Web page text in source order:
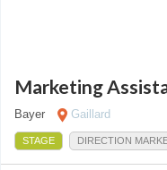
Marketing
Bayer Gaillard
STAGE DIRECTION